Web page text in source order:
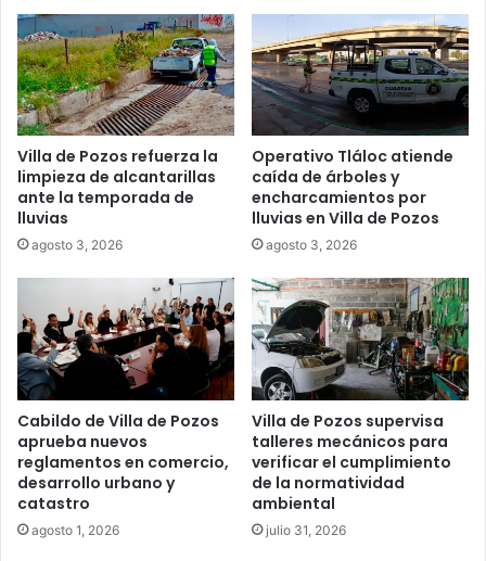
Villa de Pozos refuerza la
limpieza de alcantarillas
ante la temporada de
lluvias
agosto 3, 2026
Operativo Tláloc atiende
caída de árboles y
encharcamientos por
lluvias en Villa de Pozos
agosto 3, 2026
Cabildo de Villa de Pozos
aprueba nuevos
reglamentos en comercio,
desarrollo urbano y
catastro
agosto 1, 2026
Villa de Pozos supervisa
talleres mecánicos para
verificar el cumplimiento
de la normatividad
ambiental
julio 31, 2026